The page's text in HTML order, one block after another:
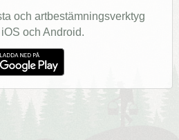
och artbestämningsverktyg
och Android.